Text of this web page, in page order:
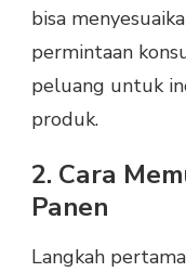
bisa
permintaan
peluang untuk
produk.
2. Cara
Panen
Langkah